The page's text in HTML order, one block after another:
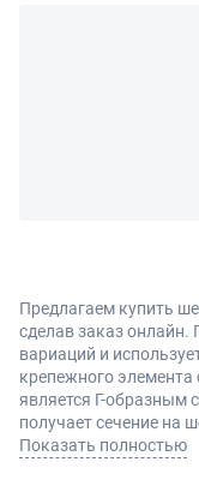
Предлагаем купить
сделав заказ онлайн.
вариаций и
крепежного
является Г-образным
получает сечение на
стоит купить для
Показать полностью